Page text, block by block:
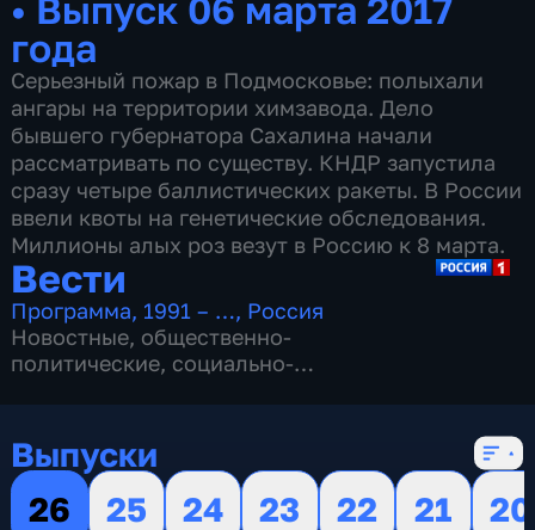
года
Серьезный пожар в Подмосковье: полыхали
ангары на территории химзавода. Дело
бывшего губернатора Сахалина начали
рассматривать по существу. КНДР запустила
сразу четыре баллистических ракеты. В России
ввели квоты на генетические обследования.
Миллионы алых роз везут в Россию к 8 марта.
Вести
Программа, 1991 – …, Россия
Новостные, общественно-
политические, социально-
Выпуски
26
25 24 23 22 21
20